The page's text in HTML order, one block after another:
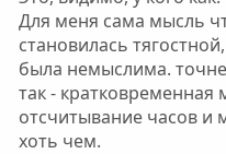
Для меня сама мысль
становилась
была немыслима.
так - кратковременная
отсчитывание часов и
хоть чем.